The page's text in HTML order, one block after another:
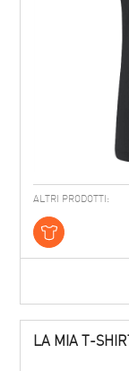
ALTRI PRODOTTI:
LA MIA T-SHIRT